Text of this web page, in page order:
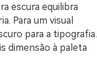
escura equilibra
Para um visual
para a tipografia.
dimensão à paleta